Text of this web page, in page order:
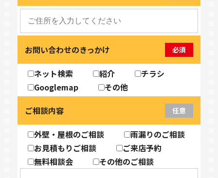
お問い合わせのきっかけ 必須
ネット検索 紹介
チラシ
Googlemap
その他
ご相談内容
任意
外壁・屋根のご相談
雨漏りのご相談
お見積もりご相談
ご来店予約
無料相談会
その他のご相談